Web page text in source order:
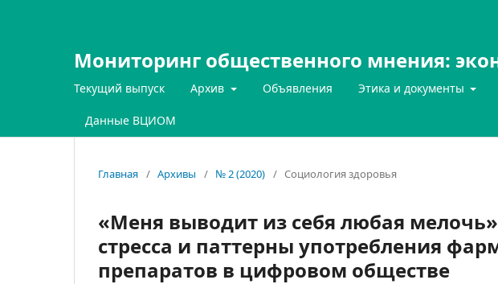
Мониторинг общественного мнения:
Текущий выпуск Архив Объявления Этика и документы
Данные ВЦИОМ
Главная / Архивы / № 2 (2020) / Социология здоровья
«Меня выводит из себя любая
стресса и паттерны употребления
препаратов в цифровом обществе